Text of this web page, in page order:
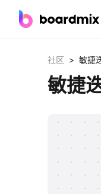
社区 > 敏捷
敏捷